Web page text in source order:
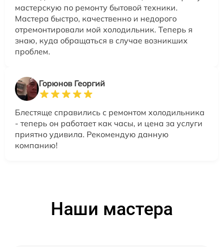
мастерскую по ремонту бытовой техники.
Мастера быстро, качественно и недорого
отремонтировали мой холодильник. Теперь я
знаю, куда обращаться в случае возникших
проблем.
Горюнов Георгий
Блестяще справились с ремонтом холодильника
- теперь он работает как часы, и цена за услуги
приятно удивила. Рекомендую данную
компанию!
Наши мастера